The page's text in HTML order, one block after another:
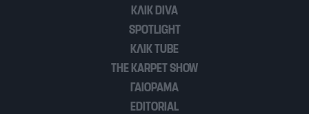
ΚΛΙΚ DIVA
SPOTLIGHT
ΚΛΙΚ TUBE
THE KARPET SHOW
ΓΑΙΟΡΑΜΑ
EDITORIAL